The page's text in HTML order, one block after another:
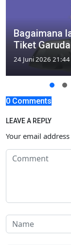
Bagaimana
Tiket
24 Juni 2026 21:44
0 Comments
LEAVE A REPLY
Your email